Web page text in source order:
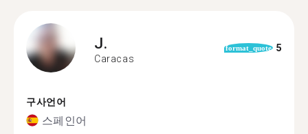
J.
Caracas
format_quote 5
구사언어
스페인어